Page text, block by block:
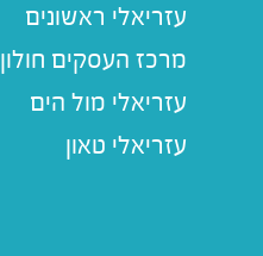
עזריאלי ראשונים
מרכז העסקים חולון
עזריאלי מול הים
עזריאלי טאון